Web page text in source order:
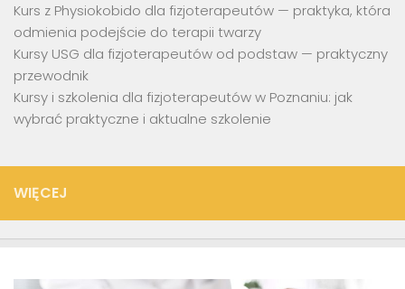
Kurs z Physiokobido dla fizjoterapeutów — praktyka, która
odmienia podejście do terapii twarzy
Kursy USG dla fizjoterapeutów od podstaw — praktyczny
przewodnik
Kursy i szkolenia dla fizjoterapeutów w Poznaniu: jak
wybrać praktyczne i aktualne szkolenie
WIĘCEJ